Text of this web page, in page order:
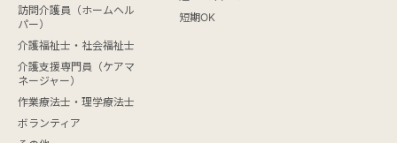
訪問介護員（ホームヘル
パー）
介護福祉士・社会福祉士
介護支援専門員（ケアマ
ネージャー）
作業療法士・理学療法士
ボランティア
短期OK